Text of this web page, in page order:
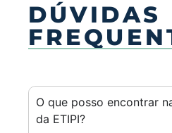
DÚVIDAS
O que posso encontrar
da ETIPI?